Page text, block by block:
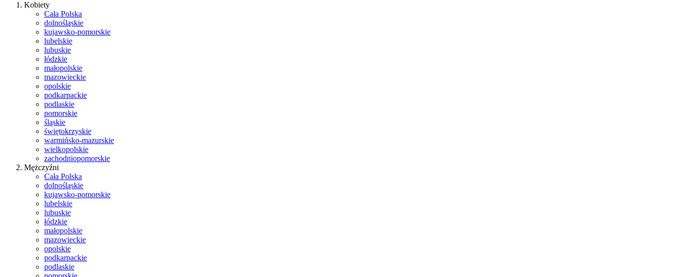
Kobiety
Cała Polska
dolnośląskie
kujawsko-pomorskie
lubelskie
lubuskie
łódzkie
małopolskie
mazowieckie
opolskie
podkarpackie
podlaskie
pomorskie
śląskie
świętokrzyskie
warmińsko-mazurskie
wielkopolskie
zachodniopomorskie
Mężczyźni
Cała Polska
dolnośląskie
kujawsko-pomorskie
lubelskie
lubuskie
łódzkie
małopolskie
mazowieckie
opolskie
podkarpackie
podlaskie